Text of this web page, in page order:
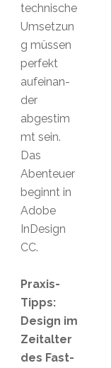
technische
Umsetzun
g müssen
perfekt
aufeinan-
der
abgestim
mt sein.
Das
Abenteuer
beginnt in
Adobe
InDesign
CC.
Praxis-
Tipps:
Design im
Zeitalter
des Fast-